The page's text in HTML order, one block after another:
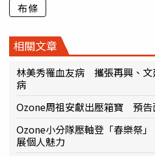
布條
相關文章
林美秀罹血友病 攜張再興、文
病
Ozone周祖安獻出壓箱寶 預告
Ozone小分隊壓軸登「春樂祭
展個人魅力